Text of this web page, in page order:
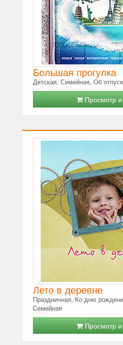
Большая прогулка
Детская, Семейная, Об
Просмотр и
Лето в деревне
Праздничная, Ко дню
Семейная
Просмотр и